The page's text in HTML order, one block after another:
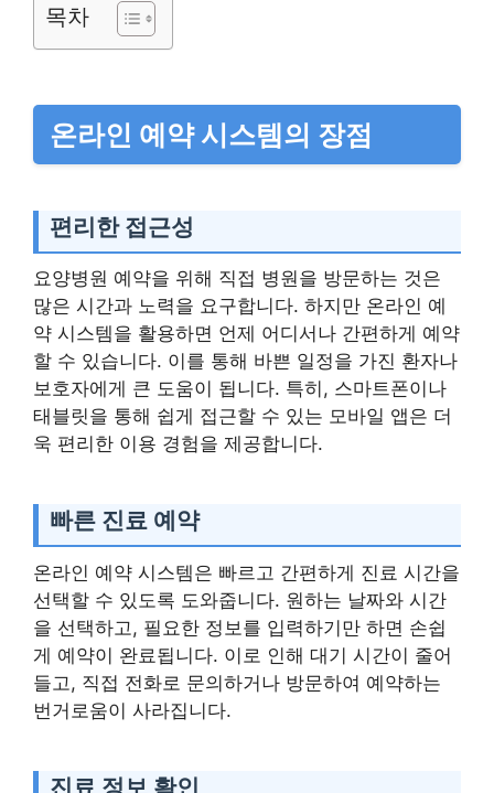
목차
온라인 예약 시스템의 장점
편리한 접근성
요양병원 예약을 위해 직접 병원을 방문하는 것은
많은 시간과 노력을 요구합니다. 하지만 온라인 예
약 시스템을 활용하면 언제 어디서나 간편하게 예약
할 수 있습니다. 이를 통해 바쁜 일정을 가진 환자나
보호자에게 큰 도움이 됩니다. 특히, 스마트폰이나
태블릿을 통해 쉽게 접근할 수 있는 모바일 앱은 더
욱 편리한 이용 경험을 제공합니다.
빠른 진료 예약
온라인 예약 시스템은 빠르고 간편하게 진료 시간을
선택할 수 있도록 도와줍니다. 원하는 날짜와 시간
을 선택하고, 필요한 정보를 입력하기만 하면 손쉽
게 예약이 완료됩니다. 이로 인해 대기 시간이 줄어
들고, 직접 전화로 문의하거나 방문하여 예약하는
번거로움이 사라집니다.
진료 정보 확인